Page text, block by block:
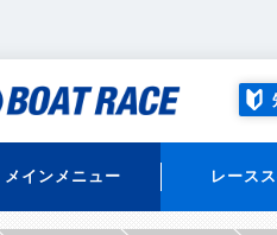
メインメニュー レース